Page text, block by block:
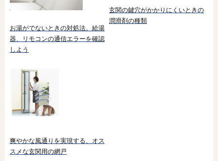
お湯がでないときの対処法。給湯
器、リモコンの通信エラーを確認
しよう
玄関の鍵穴がかかりにくいときの
潤滑剤の種類
爽やかな風通りを実現する、オス
スメな玄関用の網戸